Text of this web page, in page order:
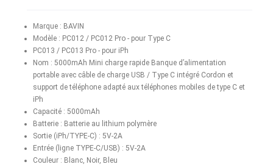
Marque : BAVIN
Modèle : PC012 / PC012 Pro - pour Type C
PC013 / PC013 Pro - pour iPh
Nom : 5000mAh Mini charge rapide Banque d’alimentation
portable avec câble de charge USB / Type C intégré Cordon et
support de téléphone adapté aux téléphones mobiles de type C et
iPh
Capacité : 5000mAh
Batterie : Batterie au lithium polymère
Sortie (iPh/TYPE-C) : 5V-2A
Entrée (ligne TYPE-C/USB) : 5V-2A
Couleur : Blanc, Noir, Bleu